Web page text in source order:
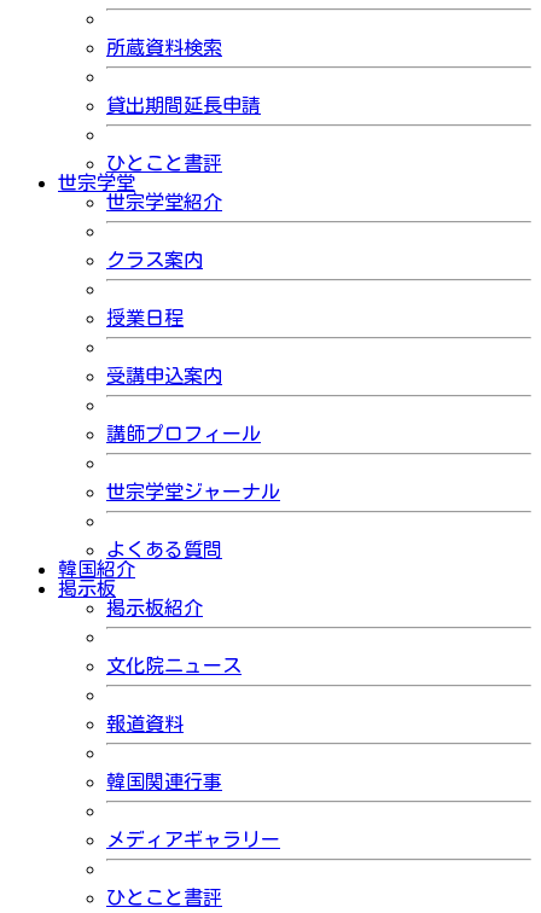
所蔵資料検索
貸出期間延長申請
ひとこと書評
世宗学堂
世宗学堂紹介
クラス案内
授業日程
受講申込案内
講師プロフィール
世宗学堂ジャーナル
よくある質問
韓国紹介
掲示板
掲示板紹介
文化院ニュース
報道資料
韓国関連行事
メディアギャラリー
ひとこと書評